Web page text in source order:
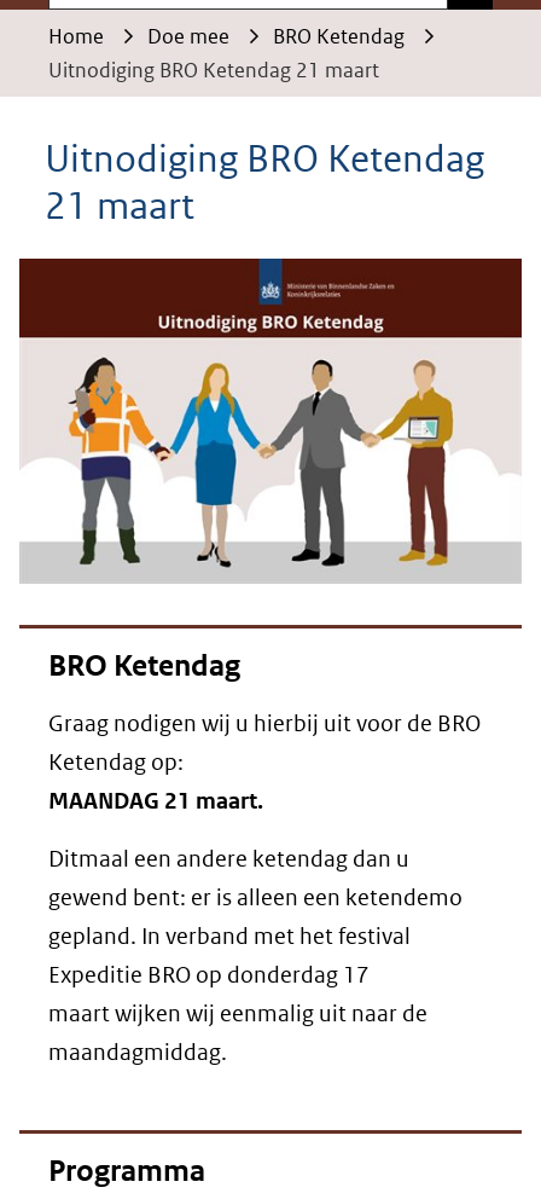
Home Doe mee
BRO Ketendag
Uitnodiging BRO Ketendag 21 maart
Uitnodiging BRO Ketendag
21 maart
BRO Ketendag
Graag nodigen wij u hierbij uit voor de BRO
Ketendag op:
MAANDAG 21 maart.
Ditmaal een andere ketendag dan u
gewend bent: er is alleen een ketendemo
gepland. In verband met het festival
Expeditie BRO op donderdag 17
maart wijken wij eenmalig uit naar de
maandagmiddag.
Programma